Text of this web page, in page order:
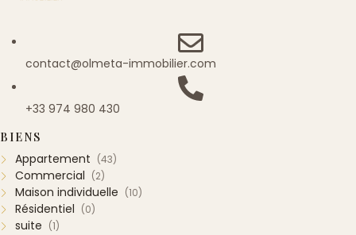
contact@olmeta-immobilier.com
+33 974 980 430
BIENS
Appartement (43)
Commercial (2)
Maison individuelle (10)
Résidentiel (0)
suite (1)